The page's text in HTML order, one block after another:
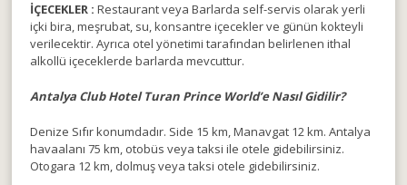
İÇECEKLER : Restaurant veya Barlarda self-servis olarak yerli
içki bira, meşrubat, su, konsantre içecekler ve günün kokteyli
verilecektir. Ayrıca otel yönetimi tarafından belirlenen ithal
alkollü içeceklerde barlarda mevcuttur.
Antalya Club Hotel Turan Prince World’e Nasıl Gidilir?
Denize Sıfır konumdadır. Side 15 km, Manavgat 12 km. Antalya
havaalanı 75 km, otobüs veya taksi ile otele gidebilirsiniz.
Otogara 12 km, dolmuş veya taksi otele gidebilirsiniz.